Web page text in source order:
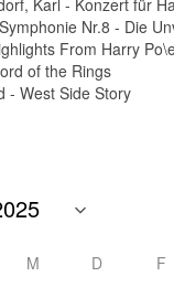
Nr.8 - Die
From Harry
of the Rings
- West Side Story
M D F